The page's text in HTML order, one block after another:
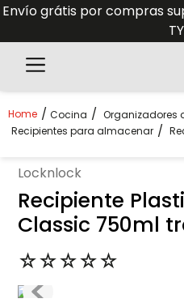
Envío grátis por compras
Cocina
Organizadores
Recipientes para almacenar
locknlock
Recipiente
Classic 750ml
☆☆☆☆☆